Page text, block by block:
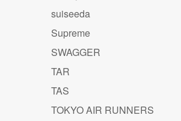
suiseeda
Supreme
SWAGGER
TAR
TAS
TOKYO AIR RUNNERS